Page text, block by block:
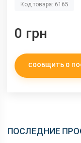
Код товара: 6165
0 грн
СООБЩИТЬ О
ПОСЛЕДНИЕ